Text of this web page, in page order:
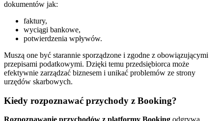
dokumentów jak:
faktury,
wyciągi bankowe,
potwierdzenia wpływów.
Muszą one być starannie sporządzone i zgodne z obowiązującymi
przepisami podatkowymi. Dzięki temu przedsiębiorca może
efektywnie zarządzać biznesem i unikać problemów ze strony
urzędów skarbowych.
Kiedy rozpoznawać przychody z Booking?